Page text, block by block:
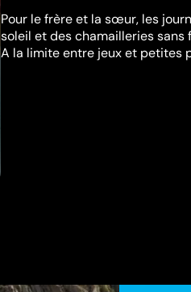
Pour le frère et la sœur, les
soleil et des chamailleries sans
A la limite entre jeux et petites